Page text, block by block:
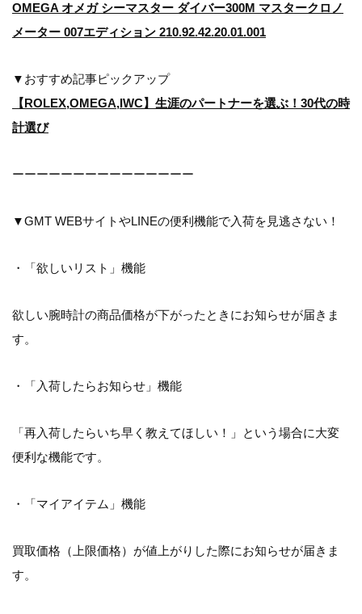
OMEGA オメガ シーマスター ダイバー300M マスタークロノ
メーター 007エディション 210.92.42.20.01.001
▼おすすめ記事ピックアップ
【ROLEX,OMEGA,IWC】生涯のパートナーを選ぶ！30代の時
計選び
ーーーーーーーーーーーーーーー
▼GMT WEBサイトやLINEの便利機能で入荷を見逃さない！
・「欲しいリスト」機能
欲しい腕時計の商品価格が下がったときにお知らせが届きま
す。
・「入荷したらお知らせ」機能
「再入荷したらいち早く教えてほしい！」という場合に大変
便利な機能です。
・「マイアイテム」機能
買取価格（上限価格）が値上がりした際にお知らせが届きま
す。